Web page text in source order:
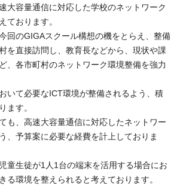
大容量通信に対応した学校のネットワーク
ております。
回のGIGAスクール構想の機をとらえ、整備
を直接訪問し、教育長などから、現状や課
、各市町村のネットワーク環境整備を強力
いて必要なICT環境が整備されるよう、積
ます。
も、高速大容量通信に対応したネットワー
、予算案に必要な経費を計上しておりま
童生徒が1人1台の端末を活用する場合にお
る環境を整えられると考えております。